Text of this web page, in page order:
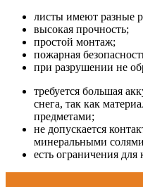
листы имеют разные
высокая прочность;
простой монтаж;
пожарная
при разрушении не
требуется большая
снега, так как
предметами;
не допускается
минеральными
есть ограничения